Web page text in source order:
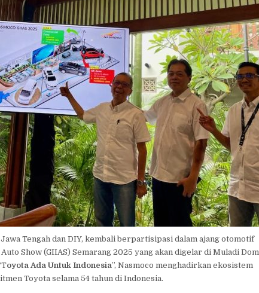
Tengah dan DIY, kembali berpartisipasi dalam ajang otomotif
Show (GIIAS) Semarang 2025 yang akan digelar di Muladi
oyota Ada Untuk Indonesia”, Nasmoco menghadirkan ekosistem
Toyota selama 54 tahun di Indonesia.